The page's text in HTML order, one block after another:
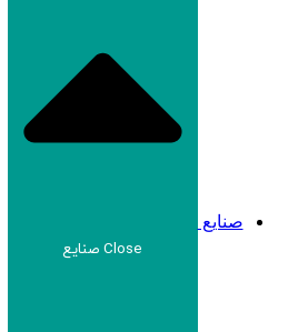
صنایع
Close صنایع